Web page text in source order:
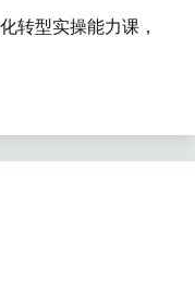
转型实操能力课，